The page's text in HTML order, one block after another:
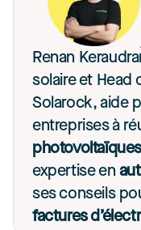
Renan
solaire et Head
Solarock, aide
entreprises à
photovoltaïques
expertise en
ses conseils
factures